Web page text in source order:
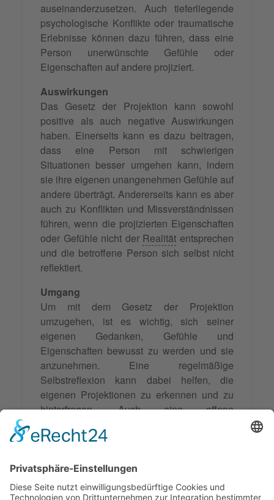
auseinanderzusetzen. Auch tieferliegende
psychologische Konflikte oder traumatische
Erlebnisse können dazu führen, dass eine
Person unerwünschte Gefühle oder
Eigenschaften auf andere projiziert.
Auswirkungen
Das Gesetz der Projektion kann sowohl
positive als auch negative Auswirkungen
haben. Einerseits kann es dazu beitragen,
dass eine Person mit schwierigen
Situationen besser umgehen kann, indem
sie ihre eigenen unangenehmen Gefühle auf
andere überträgt. Andererseits kann es aber
auch zu Konflikten und Missverständnissen
führen, wenn die projizierten Eigenschaften
oder Gefühle nicht der Realität entsprechen
und die betroffene Person sich selbst nicht
reflektiert.
Umgang
Um mit dem Gesetz der Projektion
umzugehen, ist es wichtig, sich seiner
eigenen Gedanken, Gefühle und
Eigenschaften bewusst zu werden und sie
anzunehmen. Eine regelmäßige
Selbstreflexion kann dabei helfen, die
eigenen Projektionen zu erkennen und zu
hinterfragen. Auch eine offene
Bereitschaft, sich mit Kritik
beitragen, das Gesetz der Projektion zu
überwinden.